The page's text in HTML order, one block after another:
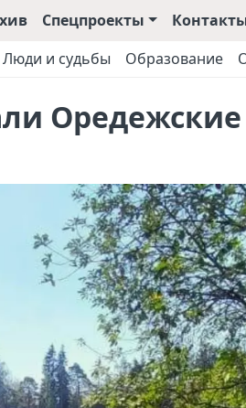
Спецпроекты
Люди и судьбы Образование
Оредежские